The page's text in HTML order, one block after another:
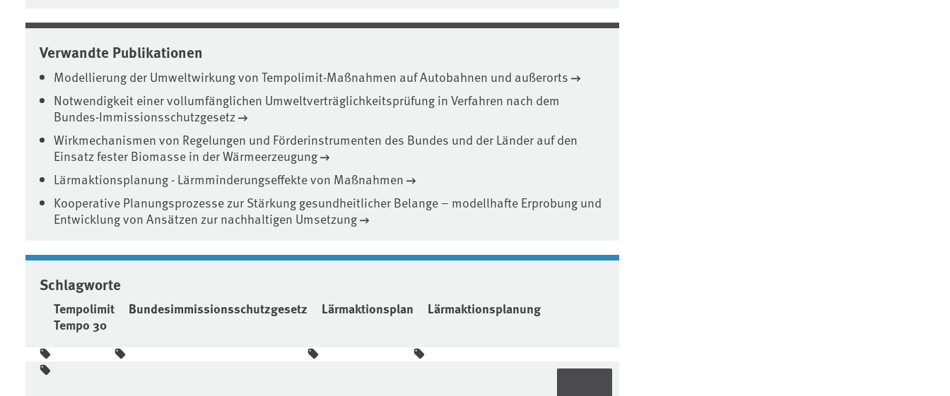
Verwandte Publikationen
Modellierung der Umweltwirkung von Tempolimit-Maßnahmen auf Autobahnen und außerorts
Notwendigkeit einer vollumfänglichen Umweltverträglichkeitsprüfung in Verfahren nach dem
Bundes-Immissionsschutzgesetz
Wirkmechanismen von Regelungen und Förderinstrumenten des Bundes und der Länder auf den
Einsatz fester Biomasse in der Wärmeerzeugung
Lärmaktionsplanung - Lärmminderungseffekte von Maßnahmen
Kooperative Planungsprozesse zur Stärkung gesundheitlicher Belange – modellhafte Erprobung und
Entwicklung von Ansätzen zur nachhaltigen Umsetzung
Schlagworte
Tempolimit Bundesimmissionsschutzgesetz Lärmaktionsplan
Lärmaktionsplanung
Tempo 30